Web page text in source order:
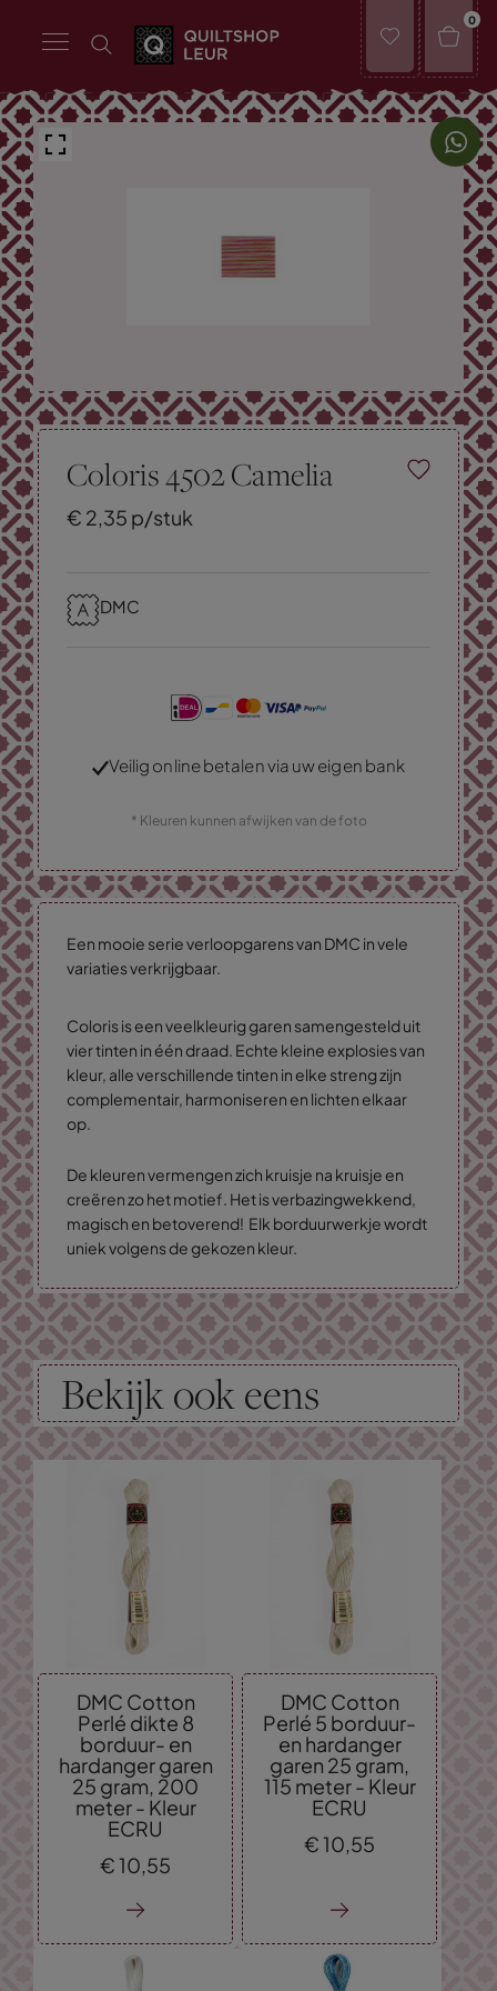
0
Coloris 4502 Camelia
€ 2,35 p/stuk
DMC
Veilig online betalen via uw eigen bank
* Kleuren kunnen afwijken van de foto
Een mooie serie verloopgarens van DMC in vele
variaties verkrijgbaar.
Coloris is een veelkleurig garen samengesteld uit
vier tinten in één draad. Echte kleine explosies van
kleur, alle verschillende tinten in elke streng zijn
complementair, harmoniseren en lichten elkaar
op.
De kleuren vermengen zich kruisje na kruisje en
creëren zo het motief. Het is verbazingwekkend,
magisch en betoverend! Elk borduurwerkje wordt
uniek volgens de gekozen kleur.
Bekijk ook eens
DMC Cotton
Perlé dikte 8
borduur- en
hardanger garen
25 gram, 200
meter - Kleur
ECRU
€10,55
DMC Cotton
Perlé 5 borduur-
en hardanger
garen 25 gram,
115 meter - Kleur
ECRU
€10,55